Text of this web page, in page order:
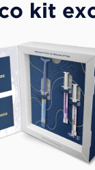
kit